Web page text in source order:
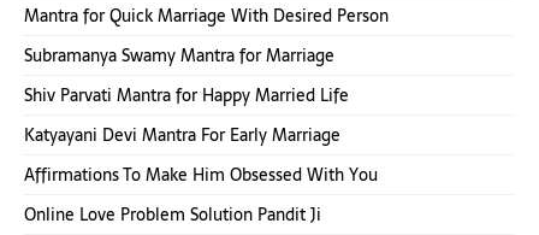
Mantra for Quick Marriage With Desired Person
Subramanya Swamy Mantra for Marriage
Shiv Parvati Mantra for Happy Married Life
Katyayani Devi Mantra For Early Marriage
Affirmations To Make Him Obsessed With You
Online Love Problem Solution Pandit Ji